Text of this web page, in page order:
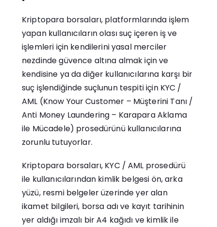
Kriptopara borsaları, platformlarında işlem
yapan kullanıcıların olası suç içeren iş ve
işlemleri için kendilerini yasal merciler
nezdinde güvence altına almak için ve
kendisine ya da diğer kullanıcılarına karşı bir
suç işlendiğinde suçlunun tespiti için KYC /
AML (Know Your Customer – Müşterini Tanı /
Anti Money Laundering – Karapara Aklama
ile Mücadele) prosedürünü kullanıcılarına
zorunlu tutuyorlar.
Kriptopara borsaları, KYC / AML prosedürü
ile kullanıcılarından kimlik belgesi ön, arka
yüzü, resmi belgeler üzerinde yer alan
ikamet bilgileri, borsa adı ve kayıt tarihinin
yer aldığı imzalı bir A4 kağıdı ve kimlik ile